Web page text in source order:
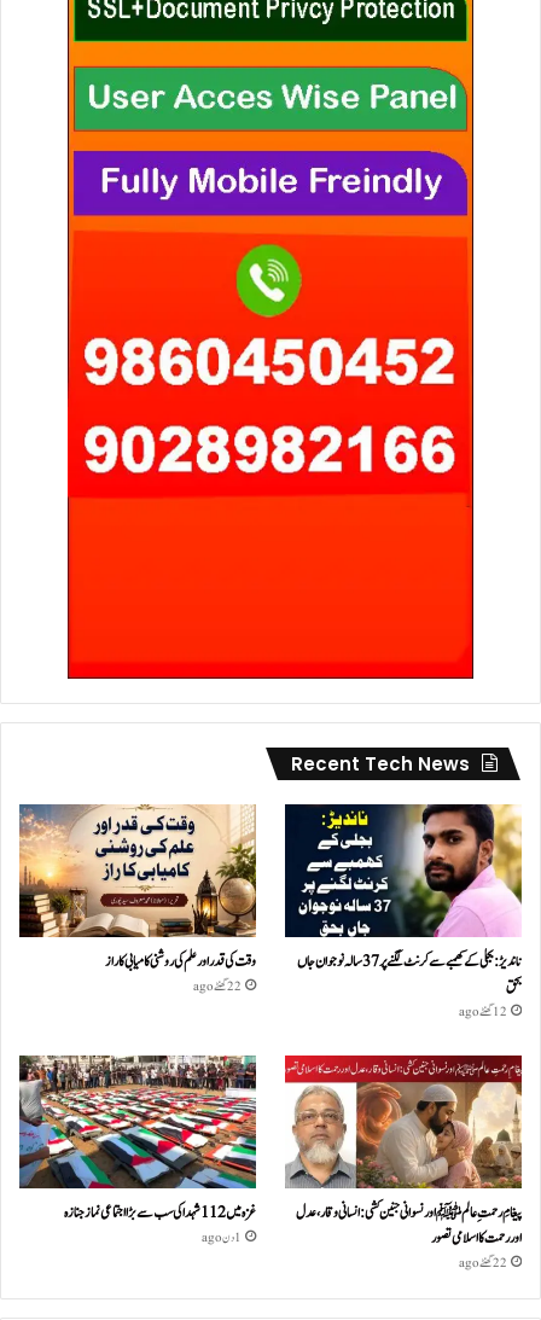
Recent Tech News
ناندیڑ: بجلی کے کھمبے سے کرنٹ لگنے پر 37 سالہ نوجوان جاں
بحق
12 گھنٹے ago
وقت کی قدر اور علم کی روشنی کامیابی کا راز
22 گھنٹے ago
پیغامِ رحمتِ عالمﷺ اور نسوانی جنین کشی: انسانی وقار، عدل
اور رحمت کا اسلامی تصور
22 گھنٹے ago
غزہ میں 112 شہدا کی سب سے بڑا اجتماعی نماز جنازہ
1 دن ago